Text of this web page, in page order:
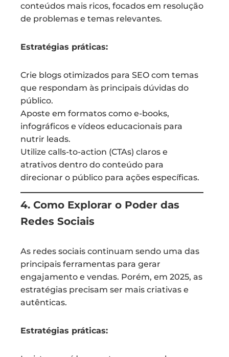
conteúdos mais ricos, focados em resolução
de problemas e temas relevantes.
Estratégias práticas:
Crie blogs otimizados para SEO com temas
que respondam às principais dúvidas do
público.
Aposte em formatos como e-books,
infográficos e vídeos educacionais para
nutrir leads.
Utilize calls-to-action (CTAs) claros e
atrativos dentro do conteúdo para
direcionar o público para ações específicas.
4. Como Explorar o Poder das
Redes Sociais
As redes sociais continuam sendo uma das
principais ferramentas para gerar
engajamento e vendas. Porém, em 2025, as
estratégias precisam ser mais criativas e
autênticas.
Estratégias práticas: